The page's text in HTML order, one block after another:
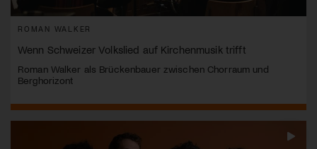
ROMAN WALKER
Wenn Schweizer Volkslied auf Kirchenmusik trifft
Roman Walker als Brückenbauer zwischen Chorraum und
Berghorizont